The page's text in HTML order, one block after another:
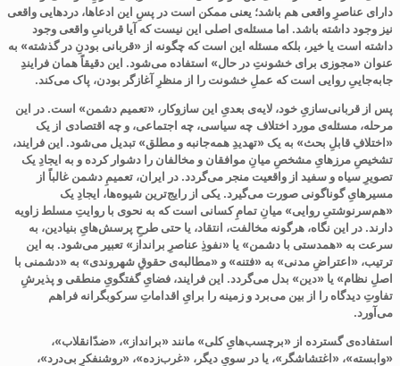
دارای عناصرِ واقعی هم باشد؛ یعنی ممکن است در پسِ این ادعاها، دردهایی واقعی
نیز وجود داشته باشد. اما مسئله‌ی اصلی این نیست که آیا قربانیِ واقعی وجود
داشته است یا خیر، بلکه مسئله این است که چگونه از «قربانی بودنِ در گذشته» به
عنوان «مجوزی برای خشونتِ در حال» استفاده می‌شود. این دقیقاً همان فرایندِ
جابه‌جاییِ روایی است که عملِ خشونت را از منظرِ آغازگر بودن، پاک می‌کند.
پس از قربانی‌سازیِ خود، لایه‌ی بعدیِ این سازوکار، «تعمیم دشمن» است. در این
مرحله، مسئله‌ی مورد اختلاف چه سیاسی، چه اجتماعی، و چه اقتصادی از یک
«اختلافِ قابلِ بحث» به یک «تهدیدِ همه‌جانبه و مطلق» تبدیل می‌شود. این فرایند،
تشخیصِ مرزهایِ مشخصِ میانِ موافقان و مخالفان را دشوار کرده و به ایجادِ یک
تصویرِ سیاه و سفید از واقعیت منجر می‌گردد. در ایران، تعمیمِ دشمن غالباً از
مسیرهایِ گوناگونی صورت می‌گیرد. یکی از رایج‌ترین شیوه‌ها، ایجادِ یک
«هم‌سرنوشتیِ روایی» میانِ تمامِ کسانی است که به نحوی با روایتِ مسلط زاویه
دارند. در این نگاه، هرگونه مخالفت، انتقاد، یا حتی طرحِ پرسش‌هایِ بنیادین، به
سرعت به «همدستی با دشمن» یا «نفوذِ عناصرِ برانداز» تعبیر می‌شود. به این
ترتیب، «اعتراضِ مدنی» به «فتنه» و «مطالبه‌ی حقوقِ شهروندی» به «دشمنی با
اصلِ نظام» یا «دین» بدل می‌گردد. این فرایند، فضایِ گفتگویِ منطقی و پذیرشِ
تفاوتِ دیدگاه را از بین می‌برد و زمینه را برایِ اقداماتِ سرکوبگرانه فراهم
می‌آورد.
استفاده‌ی گسترده از «برچسب‌هایِ کلی» مانند «برانداز»، «ضدّانقلاب»،
«وابسته»، «اغتشاشگر»، یا در سویِ دیگر، «غرب‌زده»، «روشنفکرِ بی‌درد»،